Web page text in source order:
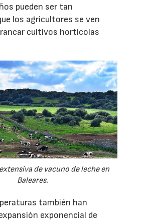
pueden ser tan
los agricultores se ven
cultivos hortícolas
de vacuno de leche en
Baleares.
también han
exponencial de